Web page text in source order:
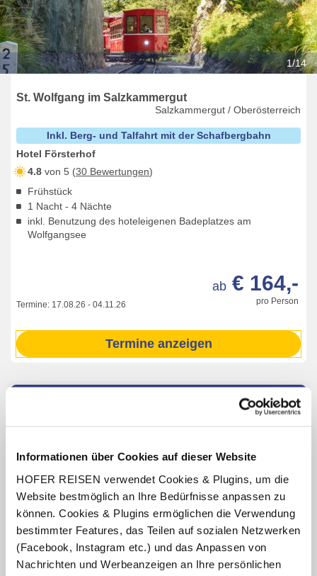
Informationen über Cookies auf dieser Website
HOFER REISEN verwendet Cookies & Plugins, um die
Website bestmöglich an Ihre Bedürfnisse anpassen zu
können. Cookies & Plugins ermöglichen die Verwendung
bestimmter Features, das Teilen auf sozialen Netzwerken
(Facebook, Instagram etc.) und das Anpassen von
Nachrichten und Werbeanzeigen an Ihre persönlichen
1/14
St. Wolfgang im Salzkammergut
Salzkammergut / Oberösterreich
Inkl. Berg- und Talfahrt mit der Schafbergbahn
Hotel Försterhof
4.8 von 5 (30 Bewertungen)
Frühstück
1 Nacht - 4 Nächte
inkl. Benutzung des hoteleigenen Badeplatzes am
Wolfgangsee
Termine: 17.08.26 - 04.11.26 pro Person
ab € 164,-
Termine anzeigen
Verpflegung: Frühstückbuffet
Benutzung der hoteleigenen Sauna und der
Infrarotkabine (Öffnungszeiten lt. Aushang vor Ort oder
Benutzung des hoteleigenen Badeplatzes mit Liegen und
Sonnenschirme am Wolfgangsee (ab ca. Mitte Juni bis
ca. Anfang September, witterungsbedingt)
1 x Verleih von Wanderstöcken für einen Tag (nach